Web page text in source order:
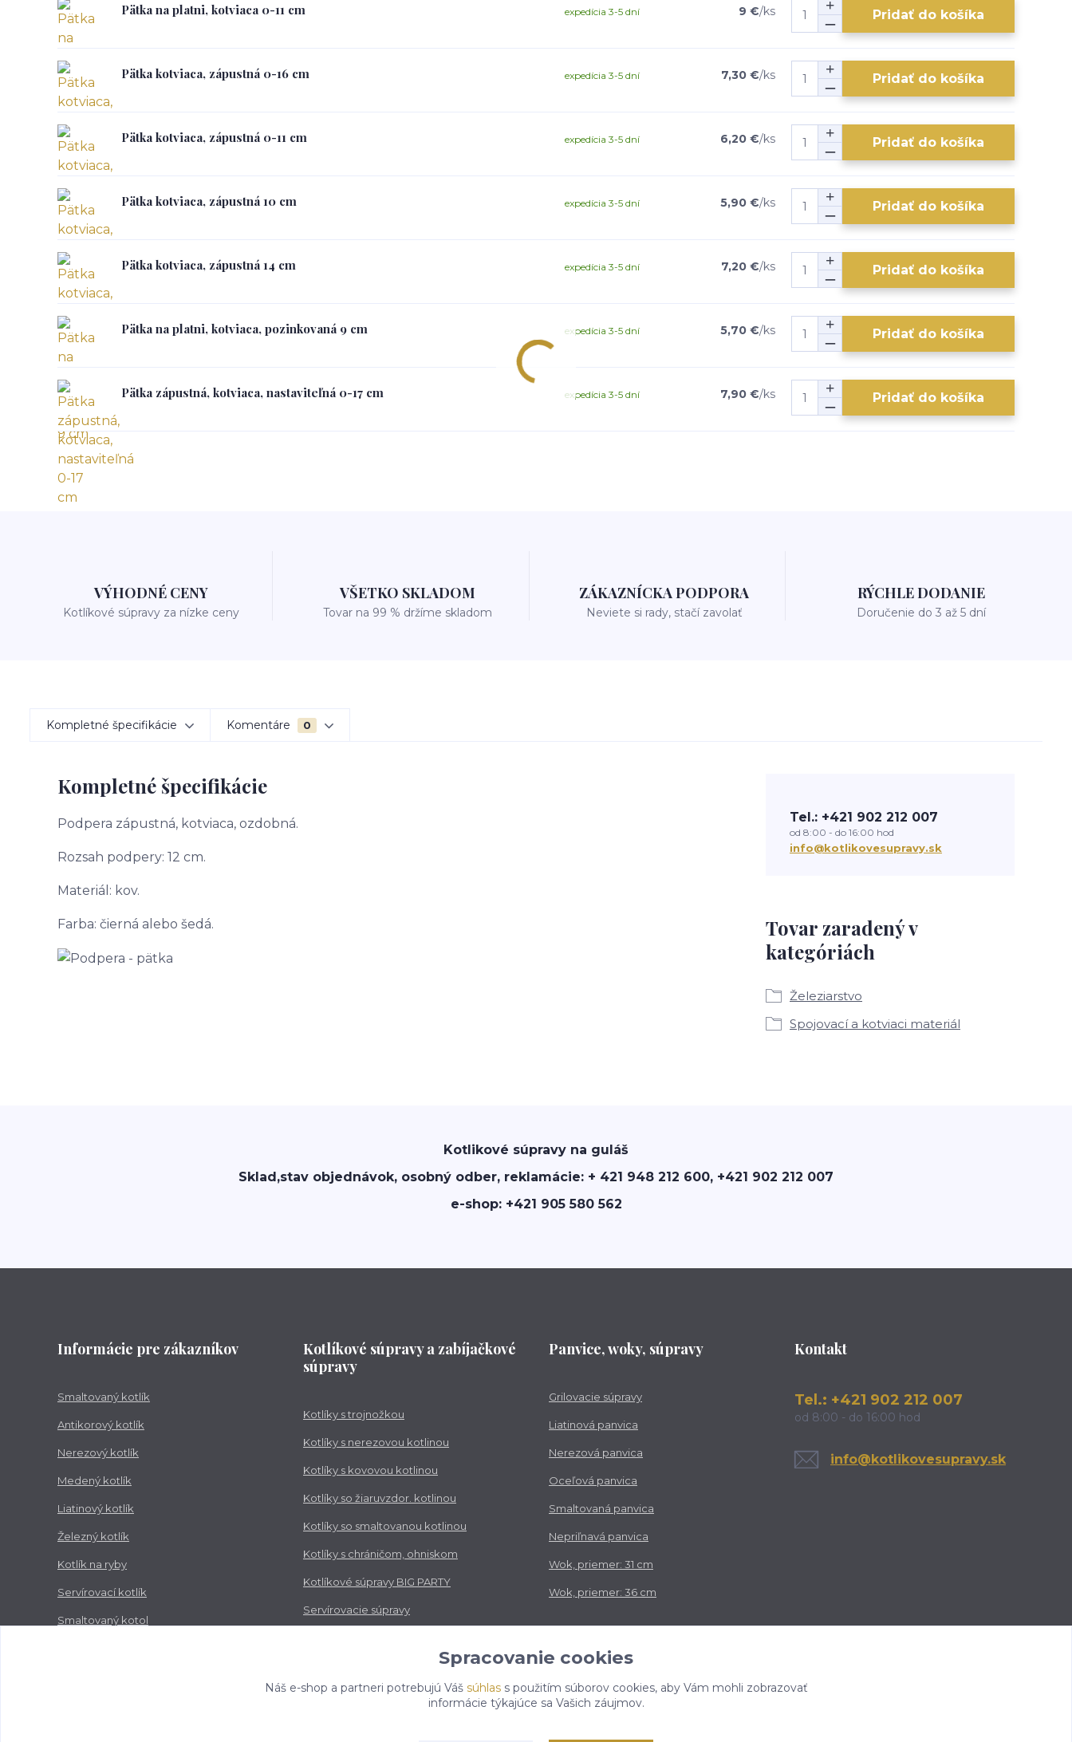
Pätka na platni, kotviaca 0-11 cm 9 €/ks
expedícia 3-5 dní Pridať do košíka
Pätka kotviaca, zápustná 0-16 cm 7,30 €/ks
expedícia 3-5 dní Pridať do košíka
Pätka kotviaca, zápustná 0-11 cm 6,20 €/ks
expedícia 3-5 dní Pridať do košíka
Pätka kotviaca, zápustná 10 cm 5,90 €/ks
expedícia 3-5 dní Pridať do košíka
Pätka kotviaca, zápustná 14 cm 7,20 €/ks
expedícia 3-5 dní Pridať do košíka
Pätka na platni, kotviaca, pozinkovaná 9 cm 5,70 €/ks
expedícia 3-5 dní Pridať do košíka
Pätka zápustná, kotviaca, nastaviteľná 0-17 cm 7,90 €/ks
expedícia 3-5 dní Pridať do košíka
VÝHODNÉ CENY
Kotlíkové súpravy za nízke ceny
VŠETKO SKLADOM
Tovar na 99 % držíme skladom
ZÁKAZNÍCKA PODPORA
Neviete si rady, stačí zavolať
RÝCHLE DODANIE
Doručenie do 3 až 5 dní
Kompletné špecifikácie Komentáre 0
Kompletné špecifikácie
Podpera zápustná, kotviaca, ozdobná.
Rozsah podpery: 12 cm.
Materiál: kov.
Farba: čierná alebo šedá.
Tovar zaradený v
kategóriách
Železiarstvo
Spojovací a kotviaci materiál
Tel.: +421 902 212 007
od 8:00 - do 16:00 hod
info@kotlikovesupravy.sk
Kotlikové súpravy na guláš
Sklad,stav objednávok, osobný odber, reklamácie: + 421 948 212 600, +421 902 212 007
e-shop: +421 905 580 562
Informácie pre zákazníkov
Smaltovaný kotlík
Antikorový kotlík
Nerezový kotlík
Medený kotlík
Liatinový kotlík
Železný kotlík
Kotlík na ryby
Servírovací kotlík
Smaltovaný kotol
Kotlíkové súpravy a zabíjačkové
súpravy
Kotlíky s trojnožkou
Kotlíky s nerezovou kotlinou
Kotlíky s kovovou kotlinou
Kotlíky so žiaruvzdor. kotlinou
Kotlíky so smaltovanou kotlinou
Kotlíky s chráničom, ohniskom
Kotlíkové súpravy BIG PARTY
Servírovacie súpravy
Panvice, woky, súpravy
Grilovacie súpravy
Liatinová panvica
Nerezová panvica
Oceľová panvica
Smaltovaná panvica
Nepriľnavá panvica
Wok, priemer: 31 cm
Wok, priemer: 36 cm
Kontakt
Tel.: +421 902 212 007
od 8:00 - do 16:00 hod
info@kotlikovesupravy.sk
Spracovanie cookies
Náš e-shop a partneri potrebujú Váš súhlass použitím súborov cookies, aby Vám mohli zobrazovať
informácie týkajúce sa Vašich záujmov.